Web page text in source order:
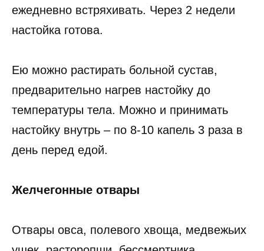
ежедневно встряхивать. Через 2 недели
настойка готова.
Ею можно растирать больной сустав,
предварительно нагрев настойку до
температуры тела. Можно и принимать
настойку внутрь – по 8-10 капель 3 раза в
день перед едой.
Желчегонные отвары
Отвары овса, полевого хвоща, медвежьих